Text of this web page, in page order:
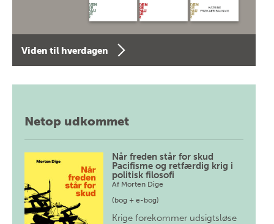
Viden til hverdagen
Netop udkommet
Når freden står for skud
Pacifisme og retfærdig krig i
politisk filosofi
Af Morten Dige
(bog + e-bog)
Krige forekommer udsigtsløse